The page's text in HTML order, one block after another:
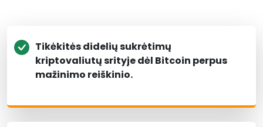
Tikėkitės didelių sukrėtimų
kriptovaliutų srityje dėl Bitcoin perpus
mažinimo reiškinio.